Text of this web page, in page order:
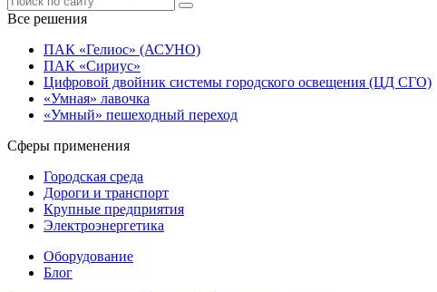
Все решения
ПАК «Гелиос» (АСУНО)
ПАК «Сириус»
Цифровой двойник системы городского освещения (ЦД СГО)
«Умная» лавочка
«Умный» пешеходный переход
Сферы применения
Городская среда
Дороги и транспорт
Крупные предприятия
Электроэнергетика
Оборудование
Блог